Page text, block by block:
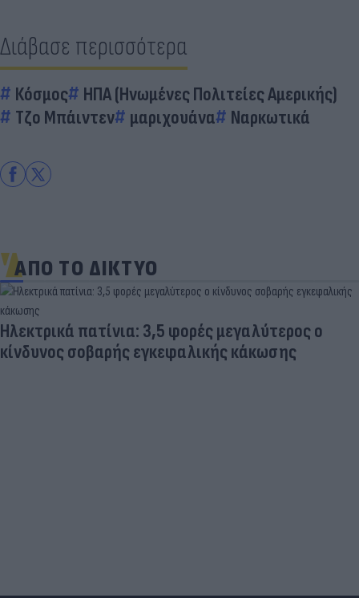
Διάβασε περισσότερα
Κόσμος
ΗΠΑ (Ηνωμένες Πολιτείες Αμερικής)
Τζο Μπάιντεν
μαριχουάνα Ναρκωτικά
ΑΠΟ ΤΟ ΔΙΚΤΥΟ
Ηλεκτρικά πατίνια: 3,5 φορές μεγαλύτερος ο
κίνδυνος σοβαρής εγκεφαλικής κάκωσης